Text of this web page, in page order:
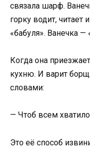
связала шарф.
горку водит,
«бабуля». Ванечка —
Когда она
кухню. И варит
словами:
— Чтоб всем
Это её способ